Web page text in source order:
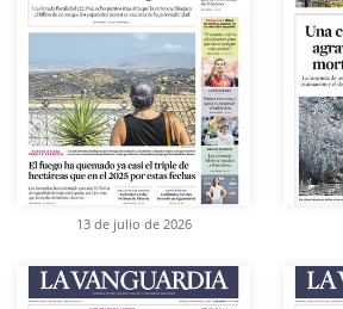
13 de julio de 2026